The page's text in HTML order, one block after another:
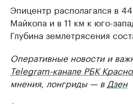
Эпицентр располагался в
Майкопа и в 11 км к юго-
Глубина землетрясения
Оперативные новости и
Telegram-канале РБК
мнения, лонгриды — в Дзен